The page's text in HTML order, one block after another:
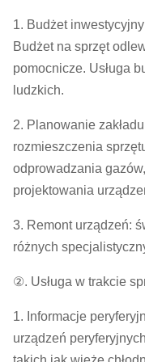
1. Budżet
Budżet na sprzęt
pomocnicze. Usługa
ludzkich.
2. Planowanie
rozmieszczenia
odprowadzania
projektowania
3. Remont urządzeń:
różnych
②. Usługa w trakcie
1. Informacje
urządzeń